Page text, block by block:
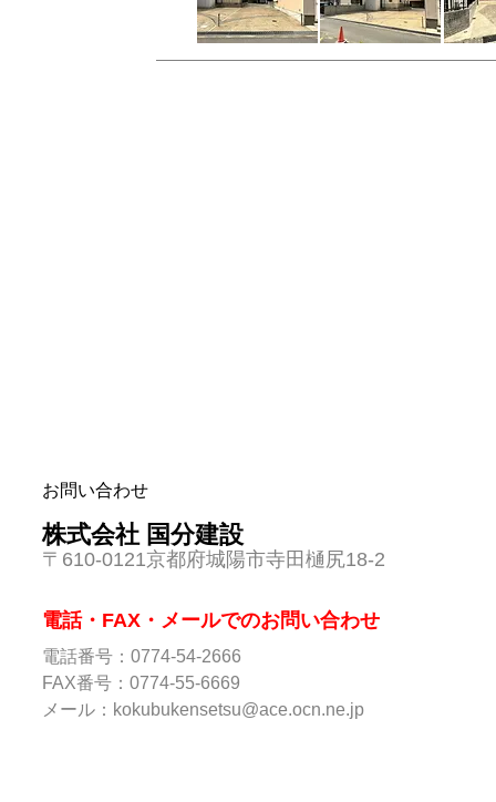
お問い合わせ
株式会社 国分建設
〒610-0121京都府城陽市寺田樋尻18-2
電話・FAX・メールでのお問い合わせ
電話番号：0774-54-2666
FAX番号：0774-55-6669
メール： kokubukensetsu@ace.ocn.ne.jp